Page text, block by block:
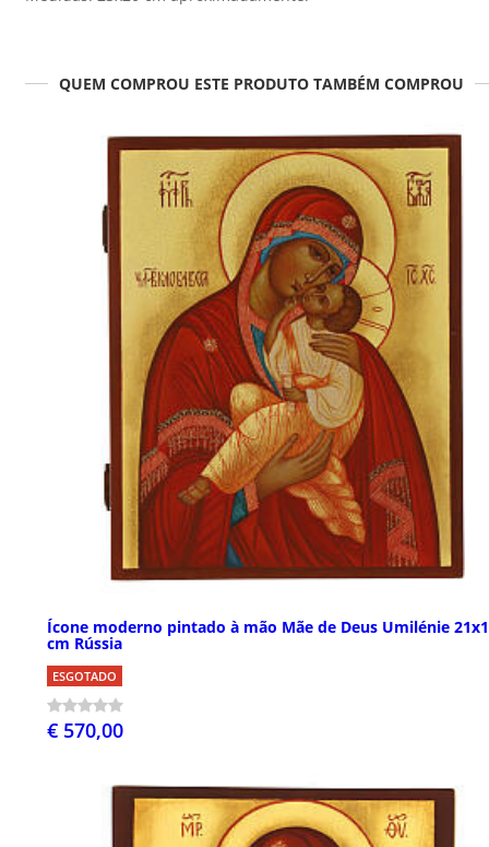
QUEM COMPROU ESTE PRODUTO TAMBÉM COMPROU
Ícone moderno pintado à mão Mãe de Deus Umilénie
cm Rússia
ESGOTADO
€ 570,00